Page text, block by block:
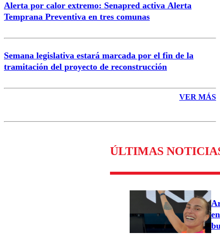
Alerta por calor extremo: Senapred activa Alerta
Temprana Preventiva en tres comunas
Semana legislativa estará marcada por el fin de la
tramitación del proyecto de reconstrucción
VER MÁS
ÚLTIMAS